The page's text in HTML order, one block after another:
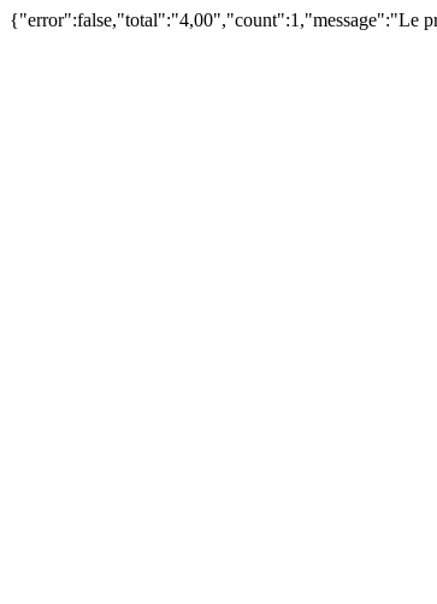
{"error":false,"total":"4,00","count":1,"message":"Le